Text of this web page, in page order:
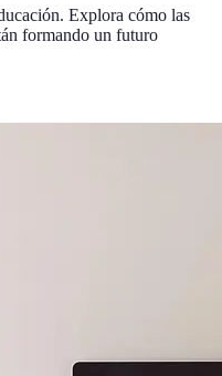
Explora cómo las
formando un futuro